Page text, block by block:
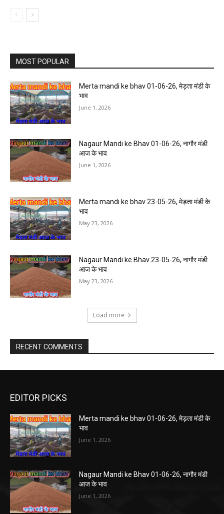
MOST POPULAR
Merta mandi ke bhav 01-06-26, मेड़ता मंडी के
भाव
June 1, 2026
Nagaur Mandi ke Bhav 01-06-26, नागौर मंडी
आज के भाव
June 1, 2026
Merta mandi ke bhav 23-05-26, मेड़ता मंडी के
भाव
May 23, 2026
Nagaur Mandi ke Bhav 23-05-26, नागौर मंडी
आज के भाव
May 23, 2026
Load more
RECENT COMMENTS
EDITOR PICKS
Merta mandi ke bhav 01-06-26, मेड़ता मंडी के
भाव
June 1, 2026
Nagaur Mandi ke Bhav 01-06-26, नागौर मंडी
आज के भाव
June 1, 2026